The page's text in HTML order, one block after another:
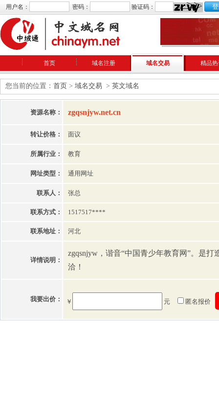
用户名： 密码： 验证码：
首页 域名注册 域名交易 精品
您当前的位置： 首页 > 域名交易 > 英文域名
资源名称： zgqsnjyw.net.cn
转让价格： 面议
所属行业： 教育
网址类型： 通用网址
联系人： 张总
联系方式： 1517517****
联系地址： 河北
详情说明：
zgqsnjyw，谐音“中国青少年教育网”。是
洽！
我要出价： ￥ 元 匿名报价